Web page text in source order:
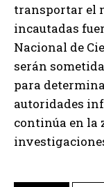
transportar el
incautadas
Nacional de
serán
para
autoridades
continúa en la